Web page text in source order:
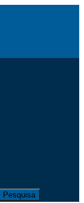
Pesquisa